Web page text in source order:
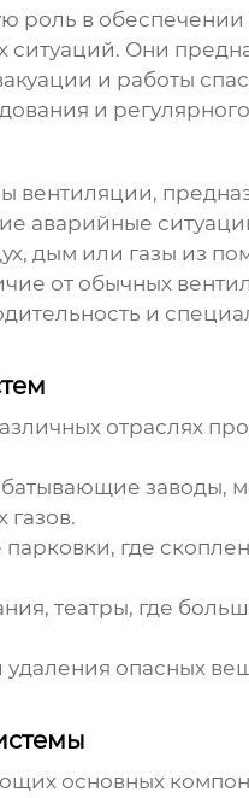
роль в
Они
и работы
и
вентиляции,
аварийные
дым или газы из
от обычных
и
отраслях
заводы,
газов.
где
театры, где
удаления опасных
основных